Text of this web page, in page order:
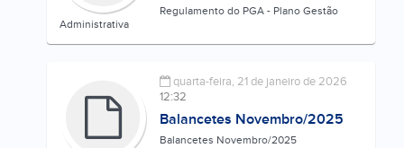
Regulamento do PGA - Plano Gestão
Administrativa
quarta-feira, 21 de janeiro de 2026
12:32
Balancetes Novembro/2025
Balancetes Novembro/2025